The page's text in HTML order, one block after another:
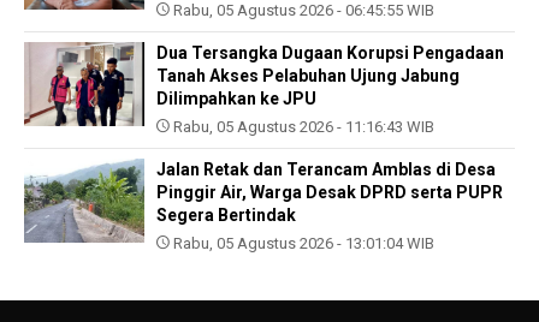
Rabu, 05 Agustus 2026 - 06:45:55 WIB
Dua Tersangka Dugaan Korupsi Pengadaan
Tanah Akses Pelabuhan Ujung Jabung
Dilimpahkan ke JPU
Rabu, 05 Agustus 2026 - 11:16:43 WIB
Jalan Retak dan Terancam Amblas di Desa
Pinggir Air, Warga Desak DPRD serta PUPR
Segera Bertindak
Rabu, 05 Agustus 2026 - 13:01:04 WIB